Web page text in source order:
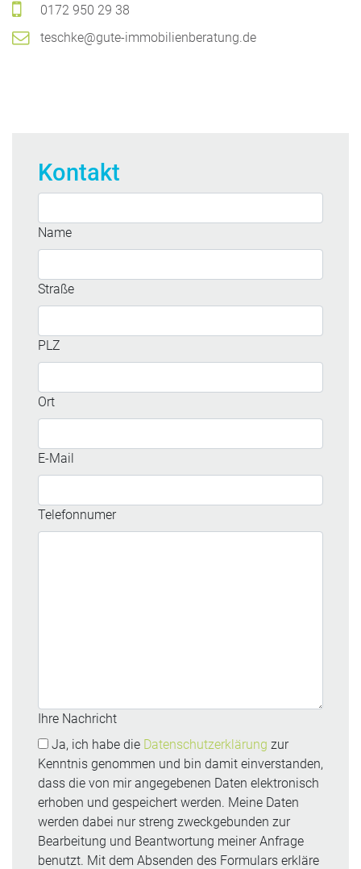
0172 950 29 38
teschke@gute-immobilienberatung.de
Kontakt
Name
Straße
PLZ
Ort
E-Mail
Telefonnumer
Ihre Nachricht
Ja, ich habe die Datenschutzerklärung zur
Kenntnis genommen und bin damit einverstanden,
dass die von mir angegebenen Daten elektronisch
erhoben und gespeichert werden. Meine Daten
werden dabei nur streng zweckgebunden zur
Bearbeitung und Beantwortung meiner Anfrage
benutzt. Mit dem Absenden des Formulars erkläre